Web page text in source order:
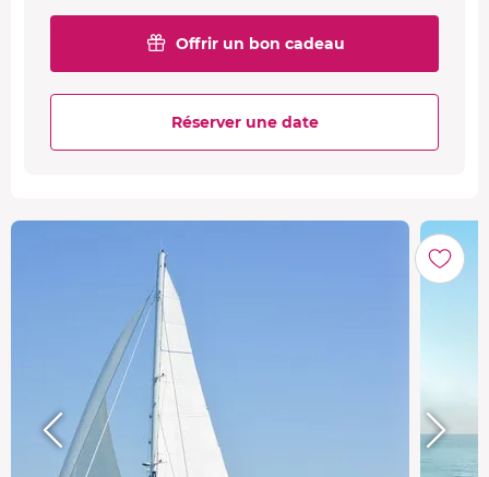
Offrir un bon cadeau
Réserver une date